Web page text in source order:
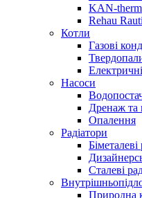
KAN-therm
Rehau
Котли
Газові
Насоси
Дренаж та
Опалення
Радіатори
Біметалеві
Сталеві
Природна